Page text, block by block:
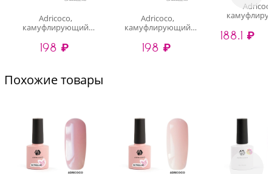
Adricoco,
камуфлирующий
№06), 8 мл
198 ₽
Adricoco,
камуфлирующий
№09), 8 мл
198 ₽
№16), 8
188.1 ₽
Похожие товары